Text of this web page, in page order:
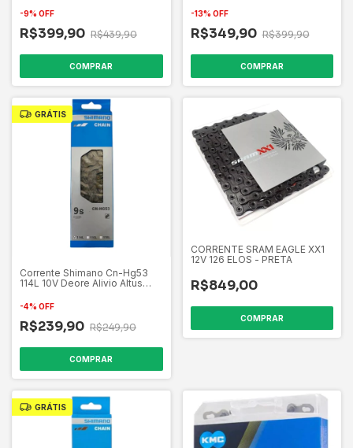
-9% OFF
R$399,90 R$439,90
COMPRAR
-13% OFF
R$349,90 R$399,90
COMPRAR
GRÁTIS
Corrente Shimano Cn-Hg53
114L 10V Deore Alivio Altus
-4% OFF
R$239,90 R$249,90
COMPRAR
CORRENTE SRAM EAGLE XX1
12V 126 ELOS - PRETA
R$849,00
COMPRAR
GRÁTIS